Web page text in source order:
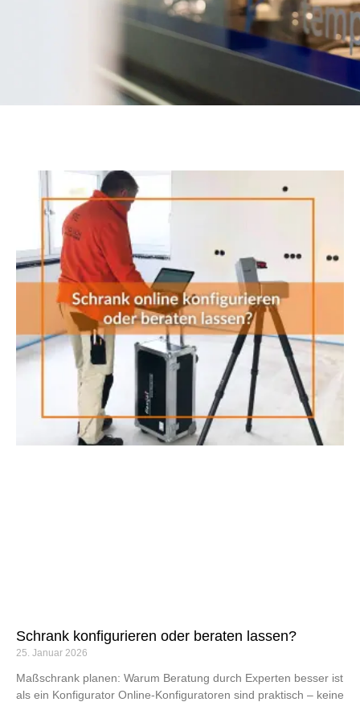
Schrank konfigurieren oder beraten lassen?
25. Januar 2026
Maßschrank planen: Warum Beratung durch Experten besser ist
als ein Konfigurator Online-Konfiguratoren sind praktisch – keine